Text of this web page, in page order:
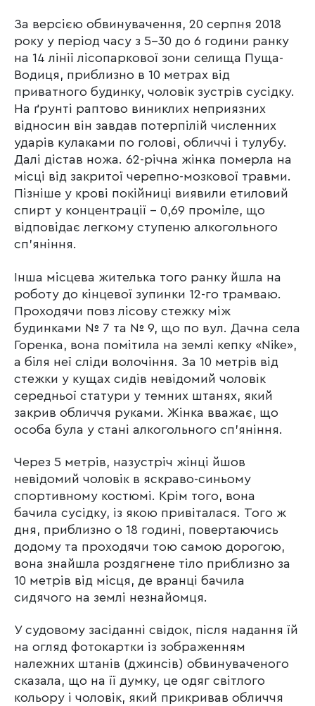
За версією обвинувачення, 20 серпня 2018
року у період часу з 5-30 до 6 години ранку
на 14 лінії лісопаркової зони селища Пуща-
Водиця, приблизно в 10 метрах від
приватного будинку, чоловік зустрів сусідку.
На ґрунті раптово виниклих неприязних
відносин він завдав потерпілій численних
ударів кулаками по голові, обличчі і тулубу.
Далі дістав ножа. 62-річна жінка померла на
місці від закритої черепно-мозкової травми.
Пізніше у крові покійниці виявили етиловий
спирт у концентрації – 0,69 проміле, що
відповідає легкому ступеню алкогольного
сп’яніння.
Інша місцева жителька того ранку йшла на
роботу до кінцевої зупинки 12-го трамваю.
Проходячи повз лісову стежку між
будинками № 7 та № 9, що по вул. Дачна села
Горенка, вона помітила на землі кепку «Nike»,
а біля неї сліди волочіння. За 10 метрів від
стежки у кущах сидів невідомий чоловік
середньої статури у темних штанях, який
закрив обличчя руками. Жінка вважає, що
особа була у стані алкогольного сп’яніння.
Через 5 метрів, назустріч жінці йшов
невідомий чоловік в яскраво-синьому
спортивному костюмі. Крім того, вона
бачила сусідку, із якою привіталася. Того ж
дня, приблизно о 18 годині, повертаючись
додому та проходячи тою самою дорогою,
вона знайшла роздягнене тіло приблизно за
10 метрів від місця, де вранці бачила
сидячого на землі незнайомця.
У судовому засіданні свідок, після надання їй
на огляд фотокартки із зображенням
належних штанів (джинсів) обвинуваченого
сказала, що на її думку, це одяг світлого
кольору і чоловік, який прикривав обличчя